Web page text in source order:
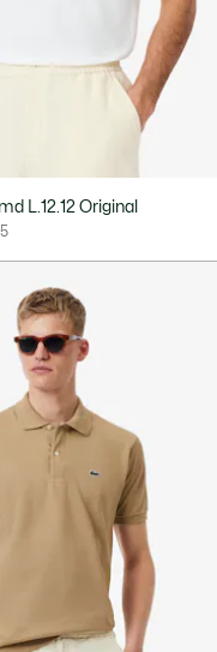
L.12.12 Original